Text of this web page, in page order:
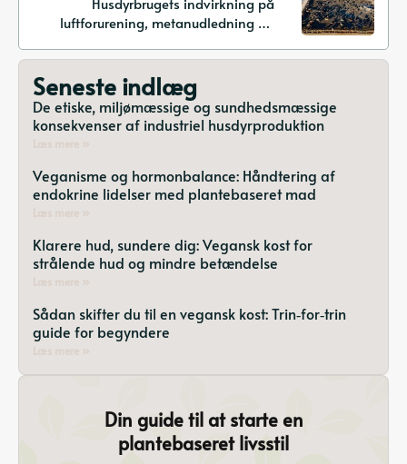
luftforurening, metanudledning og
Seneste indlæg
De etiske, miljømæssige og sundhedsmæssige
konsekvenser af industriel husdyrproduktion
Veganisme og hormonbalance: Håndtering af
endokrine lidelser med plantebaseret mad
Klarere hud, sundere dig: Vegansk kost for
strålende hud og mindre betændelse
Sådan skifter du til en vegansk kost: Trin‑for‑trin
guide for begyndere
Din guide til at starte en
plantebaseret livsstil